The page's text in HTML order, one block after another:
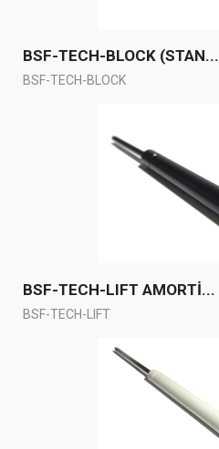
BSF-TECH-BLOCK (STAN...
BSF-TECH-BLOCK
BSF-TECH-LIFT AMORTİ...
BSF-TECH-LIFT